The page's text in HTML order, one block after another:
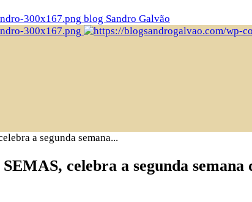
blog Sandro Galvão
a segunda semana...
celebra a segunda semana